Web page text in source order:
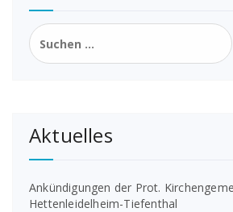
Suchen
nach:
Aktuelles
Ankündigungen der Prot.
Hettenleidelheim-Tiefenthal